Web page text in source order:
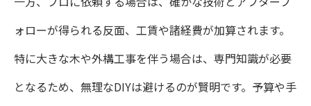
ォローが得られる反面、工賃や諸経費が加算されます。
特に大きな木や外構工事を伴う場合は、専門知識が必要
となるため、無理なDIYは避けるのが賢明です。予算や手